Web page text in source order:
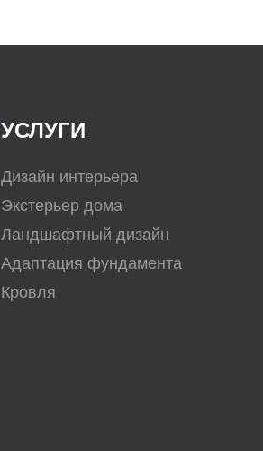
УСЛУГИ
Дизайн интерьера
Экстерьер дома
Ландшафтный дизайн
Адаптация фундамента
Кровля